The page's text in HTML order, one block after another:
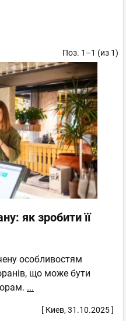
Поз. 1–1 (из 1)
як зробити її
особливостям
що може бути
...
[ Киев, 31.10.2025 ]